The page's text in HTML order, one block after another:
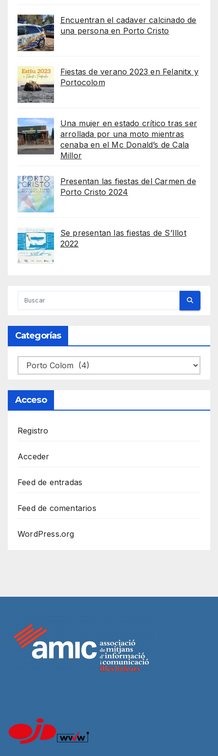
Encuentran el cadaver calcinado de
una persona en Porto Cristo
Fiestas de verano 2023 en Felanitx y
Portocolom
Una mujer en estado crítico tras ser
arrollada por una moto mientras
cenaba en el Mc Donald’s de Cala
Millor
Presentan las fiestas del Carmen de
Porto Cristo 2024
Se presentan las fiestas de S’Illot
2022
Categorías
Categorías
Acceso
Registro
Acceder
Feed de entradas
Feed de comentarios
WordPress.org